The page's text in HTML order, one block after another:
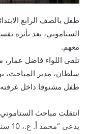
طفل بالصف الرابع
الستاموني، بعد تأثره
معهم.
تلقى اللواء فاضل عمار،
سلطان، مدير المباحث،
طفل مشنوقا داخل
انتقلت مباحث